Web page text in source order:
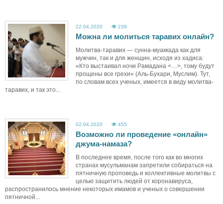
22.04.2020 239
Можна ли молиться таравих онлайн?
Молитва-таравих — сунна-муаккада как для
мужчин, так и для женщин, исходя из хадиса:
«Кто выстаивал ночи Рамадана <…>, тому будут
прощены все грехи» (Аль-Бухари, Муслим). Тут,
по словам всех ученых, имеется в виду молитва-
таравих, и так это...
02.04.2020 455
Возможно ли проведение «онлайн»
джума-намаза?
В последнее время, после того как во многих
странах мусульманам запретили собираться на
пятничную проповедь и коллективные молитвы с
целью защитить людей от коронавируса,
распространилось мнение некоторых имамов и ученых о совершении
пятничной...